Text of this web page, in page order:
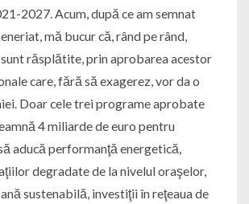
2027. Acum, după ce am semnat
mă bucur că, rând pe rând,
răsplătite, prin aprobarea acestor
care, fără să exagerez, vor da o
Doar cele trei programe aprobate
4 miliarde de euro pentru
aducă performanţă energetică,
degradate de la nivelul oraşelor,
sustenabilă, investiţii în reţeaua de